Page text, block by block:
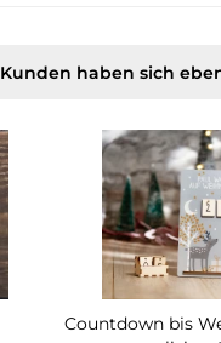
Kunden haben sich
Countdown bis